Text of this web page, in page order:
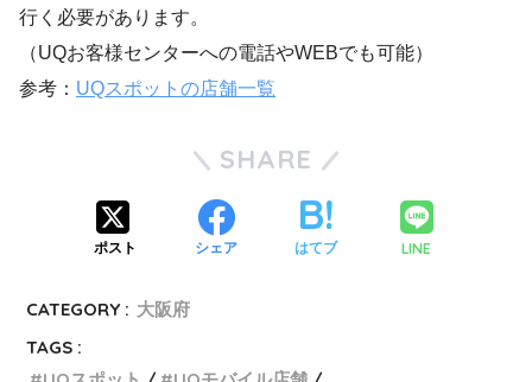
行く必要があります。
（UQお客様センターへの電話やWEBでも可能）
参考： UQスポットの店舗一覧
SHARE
ポスト シェア はてブ LINE
CATEGORY : 大阪府
TAGS :